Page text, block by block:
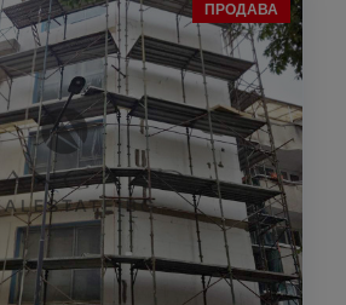
ПРОДАВА